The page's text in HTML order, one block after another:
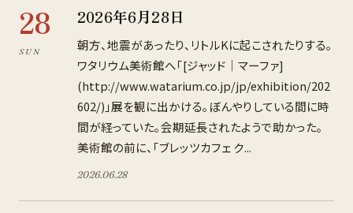
28
SUN
2026年6月28日
朝方、地震があったり、リトルKに起こされたりする。
ワタリウム美術館へ「[ジャッド｜マーファ]
(http://www.watarium.co.jp/jp/exhibition/202
602/)」展を観に出かける。ぼんやりしている間に時
間が経っていた。会期延長されたようで助かった。
美術館の前に、「ブレッツカフェ ク...
2026.06.28